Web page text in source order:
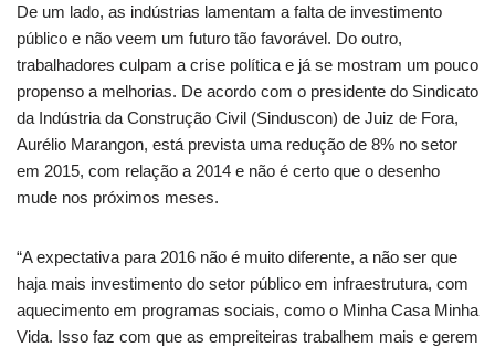
De um lado, as indústrias lamentam a falta de investimento
público e não veem um futuro tão favorável. Do outro,
trabalhadores culpam a crise política e já se mostram um pouco
propenso a melhorias. De acordo com o presidente do Sindicato
da Indústria da Construção Civil (Sinduscon) de Juiz de Fora,
Aurélio Marangon, está prevista uma redução de 8% no setor
em 2015, com relação a 2014 e não é certo que o desenho
mude nos próximos meses.
“A expectativa para 2016 não é muito diferente, a não ser que
haja mais investimento do setor público em infraestrutura, com
aquecimento em programas sociais, como o Minha Casa Minha
Vida. Isso faz com que as empreiteiras trabalhem mais e gerem